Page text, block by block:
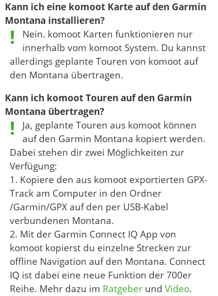
Kann ich eine komoot Karte auf den Garmin
Montana installieren?
Nein. komoot Karten funktionieren nur
innerhalb vom komoot System. Du kannst
allerdings geplante Touren von komoot auf
den Montana übertragen.
Kann ich komoot Touren auf den Garmin
Montana übertragen?
Ja, geplante Touren aus komoot können
auf den Garmin Montana kopiert werden.
Dabei stehen dir zwei Möglichkeiten zur
Verfügung:
1. Kopiere den aus komoot exportierten GPX-
Track am Computer in den Ordner
/Garmin/GPX auf den per USB-Kabel
verbundenen Montana.
2. Mit der Garmin Connect IQ App von
komoot kopierst du einzelne Strecken zur
offline Navigation auf den Montana. Connect
IQ ist dabei eine neue Funktion der 700er
Reihe. Mehr dazu im Ratgeber und Video.